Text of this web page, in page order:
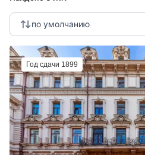
по умолчанию
Год сдачи 1899